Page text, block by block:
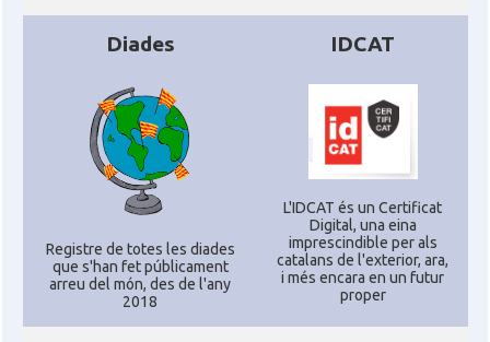
Diades
Registre de totes les diades
que s'han fet públicament
arreu del món, des de l'any
2018
IDCAT
L'IDCAT és un Certificat
Digital, una eina
imprescindible per als
catalans de l'exterior, ara,
i més encara en un futur
proper